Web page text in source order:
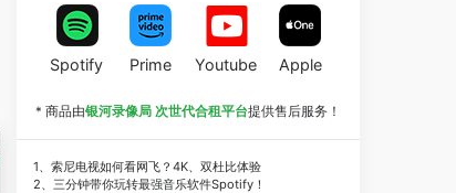
Spotify Prime Youtube Apple
* 商品由银河录像局 次世代合租平台提供售后服务！
1、索尼电视如何看网飞？4K、双杜比体验
2、三分钟带你玩转最强音乐软件Spotify！